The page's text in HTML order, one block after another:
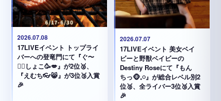
2026.07.08
17LIVEイベント トップライ
バーへの登竜門にて『ぐ〜
✊🏻‪しょこ🥳💋』が2位🥈、
『えむち👓😸』が3位🥉入賞
🎉
2026.07.07
17LIVEイベント 美女ベイ
ビーと野獣ベイビーの
Destiny Roseにて『もん
ちっ🐵𓈒𓏸︎︎︎︎』が総合レベル別2
位🥈、全ライバー3位🥉入賞
🎉